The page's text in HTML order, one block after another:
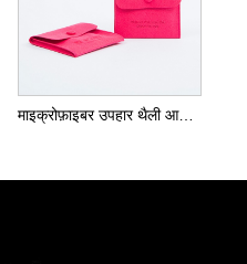
माइक्रोफ़ाइबर उपहार थैली आभूषण थैली